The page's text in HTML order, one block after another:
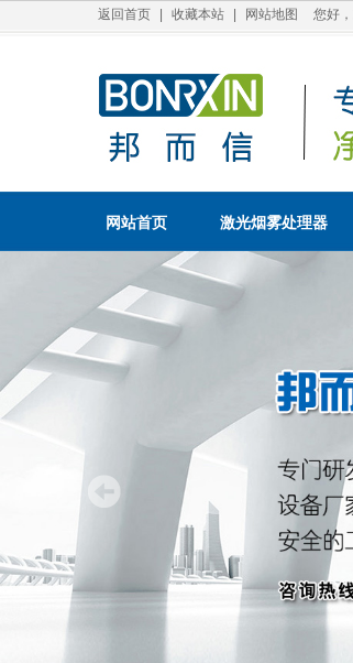
返回首页 收藏本站 网站地图 您好
网站首页 激光烟雾处理器